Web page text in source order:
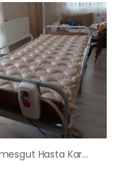
Etimesgut Hasta Karyolası Yatağı Kiralama Satış Fiyatları